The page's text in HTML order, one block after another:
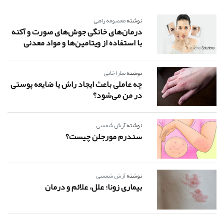
نوشتهمعصومه راهی
درمان‌های خانگی جوش‌های صورت و آکنه
با استفاده از ویتامین‌ها و مواد معدنی
نوشتهسارا خانی
چه عاملی باعث ایجاد راش یا ضایعه پوستی
در من می‌شود؟
نوشتهآرش شمسی
سندرم مورجلن چیست؟
نوشتهآرش شمسی
بیماری زونا؛ علل، علائم و درمان